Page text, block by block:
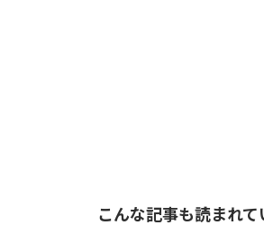
こんな記事も読まれて